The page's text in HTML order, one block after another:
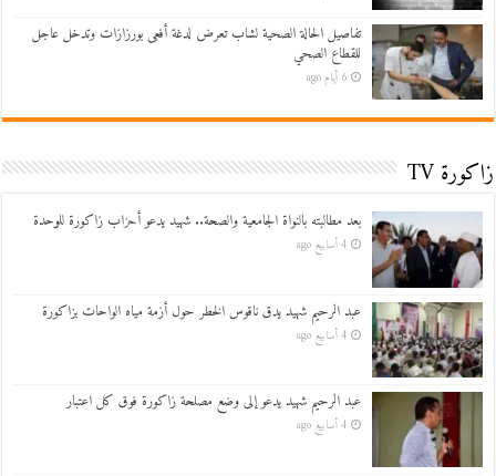
تفاصيل الحالة الصحية لشاب تعرض لدغة أفعى بورزازات وتدخل عاجل
للقطاع الصحي
6 أيام ago
زاكورة TV
بعد مطالبته بالنواة الجامعية والصحة.. شهيد يدعو أحزاب زاكورة للوحدة
4 أسابيع ago
عبد الرحيم شهيد يدق ناقوس الخطر حول أزمة مياه الواحات بزاكورة
4 أسابيع ago
عبد الرحيم شهيد يدعو إلى وضع مصلحة زاكورة فوق كل اعتبار
4 أسابيع ago